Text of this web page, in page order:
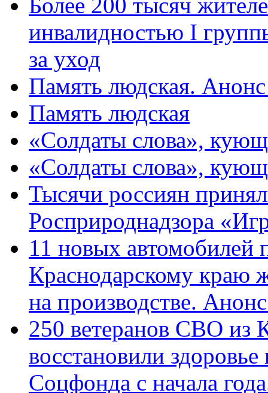
Более 200 тысяч
инвалидностью I
за уход
Память людская.
Память людская
«Солдаты слова»,
«Солдаты слова»,
Тысячи россиян
Росприроднадзора
11 новых автомобилей
Краснодарскому краю
на производстве.
250 ветеранов СВО из
восстановили
Соцфонда с начала